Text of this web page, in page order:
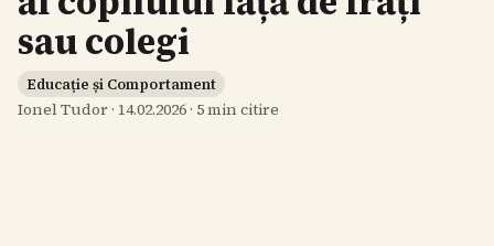
sau colegi
Educație și Comportament
Ionel Tudor · 14.02.2026 · 5min citire